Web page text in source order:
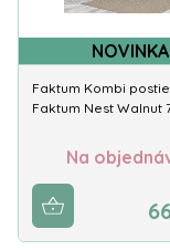
NOVINKA
Faktum Kombi
Faktum Nest Walnut
Na